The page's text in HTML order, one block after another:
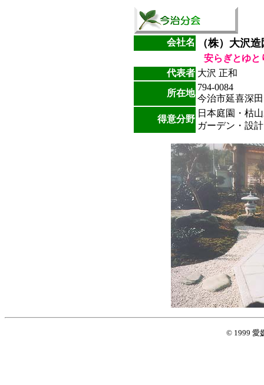
会社名 （株）大沢造
安らぎとゆと
代表者 大沢 正和
所在地
794-0084
今治市延喜深
得意分野
日本庭園・枯
ガーデン・設計
© 1999 愛